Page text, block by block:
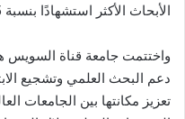
الأبحاث الأكثر استشهادًا بنسبة 5%.
واختتمت جامعة قناة السويس
دعم البحث العلمي وتشجيع
تعزيز مكانتها بين الجامعات